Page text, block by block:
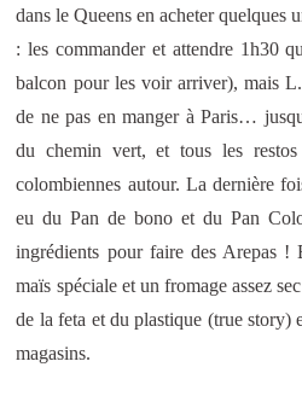
dans le Queens en acheter quelques
: les commander et attendre 1h30
balcon pour les voir arriver), mais
de ne pas en manger à Paris…
du chemin vert, et tous les restos
colombiennes autour. La dernière
eu du Pan de bono et du Pan
ingrédients pour faire des Arepas
maïs spéciale et un fromage assez
de la feta et du plastique (true story)
magasins.